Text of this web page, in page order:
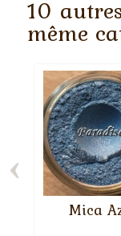
10
même
Mica
‹